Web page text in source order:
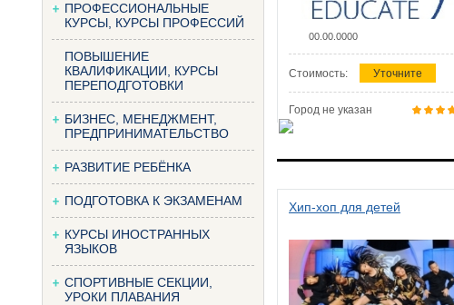
ПРОФЕССИОНАЛЬНЫЕ
КУРСЫ, КУРСЫ ПРОФЕССИЙ
ПОВЫШЕНИЕ
КВАЛИФИКАЦИИ, КУРСЫ
ПЕРЕПОДГОТОВКИ
БИЗНЕС, МЕНЕДЖМЕНТ,
ПРЕДПРИНИМАТЕЛЬСТВО
РАЗВИТИЕ РЕБЁНКА
ПОДГОТОВКА К ЭКЗАМЕНАМ
КУРСЫ ИНОСТРАННЫХ
ЯЗЫКОВ
СПОРТИВНЫЕ СЕКЦИИ,
УРОКИ ПЛАВАНИЯ
00.00.0000
Стоимость: Уточните
Город не указан
Хип-хоп для детей